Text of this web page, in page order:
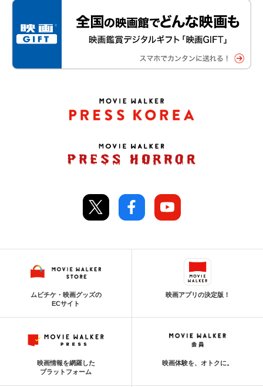
ムビチケ・映画グッズの
ECサイト
映画アプリの決定版！
映画情報を網羅した
プラットフォーム
映画体験を、オトクに。